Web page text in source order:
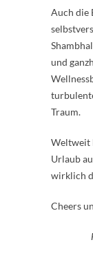
Auch die
und
Traum.
Weltweit
Urlaub
wirklich
Cheers